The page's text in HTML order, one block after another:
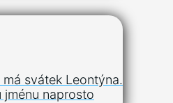
svátek Leontýna.
naprosto